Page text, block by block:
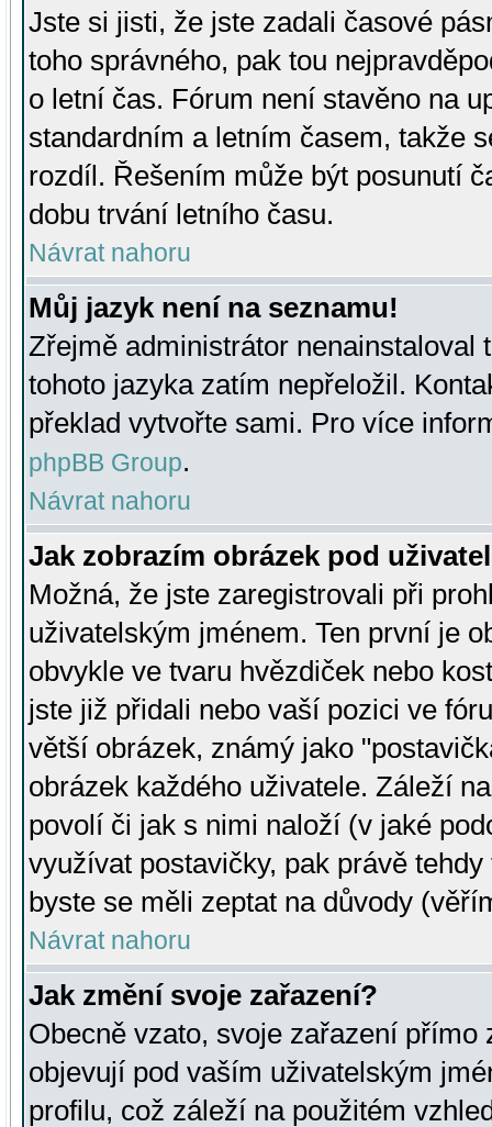
Jste si jisti, že jste zadali časové
toho správného, pak tou
o letní čas. Fórum není stavěno na
standardním a letním časem, takže
rozdíl. Řešením může být posunutí
dobu trvání letního času.
Návrat nahoru
Můj jazyk není na seznamu!
Zřejmě administrátor nenainstaloval
tohoto jazyka zatím nepřeložil.
překlad vytvořte sami. Pro více
phpBB Group.
Návrat nahoru
Jak zobrazím obrázek pod
Možná, že jste zaregistrovali při
uživatelským jménem. Ten první je
obvykle ve tvaru hvězdiček nebo
jste již přidali nebo vaší pozici ve
větší obrázek, známý jako
obrázek každého uživatele. Záleží
povolí či jak s nimi naloží (v jaké
využívat postavičky, pak právě
byste se měli zeptat na důvody
Návrat nahoru
Jak změní svoje zařazení?
Obecně vzato, svoje zařazení přímo
objevují pod vaším uživatelským
profilu, což záleží na použitém